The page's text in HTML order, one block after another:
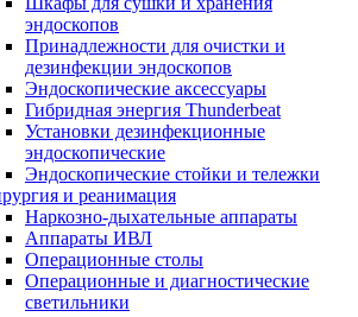
эндоскопов
Принадлежности для очистки и
дезинфекции эндоскопов
Эндоскопические аксессуары
Гибридная энергия Thunderbeat
Установки дезинфекционные
эндоскопические
Эндоскопические стойки и тележки
и реанимация
Наркозно-дыхательные аппараты
Аппараты ИВЛ
Операционные столы
Операционные и диагностические
светильники